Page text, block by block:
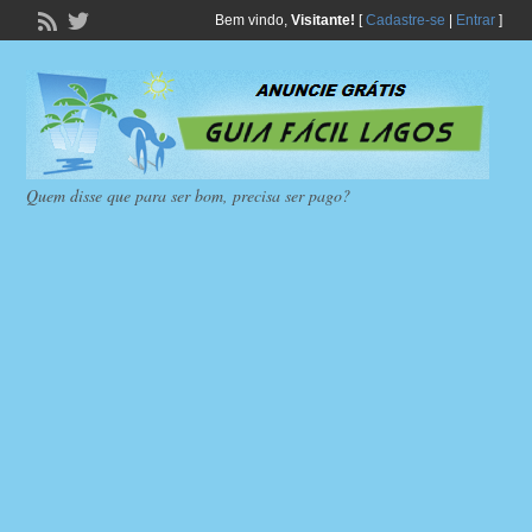
Bem vindo, Visitante! [Cadastre-se Entrar]
Quem disse que para ser bom, precisa ser pago?